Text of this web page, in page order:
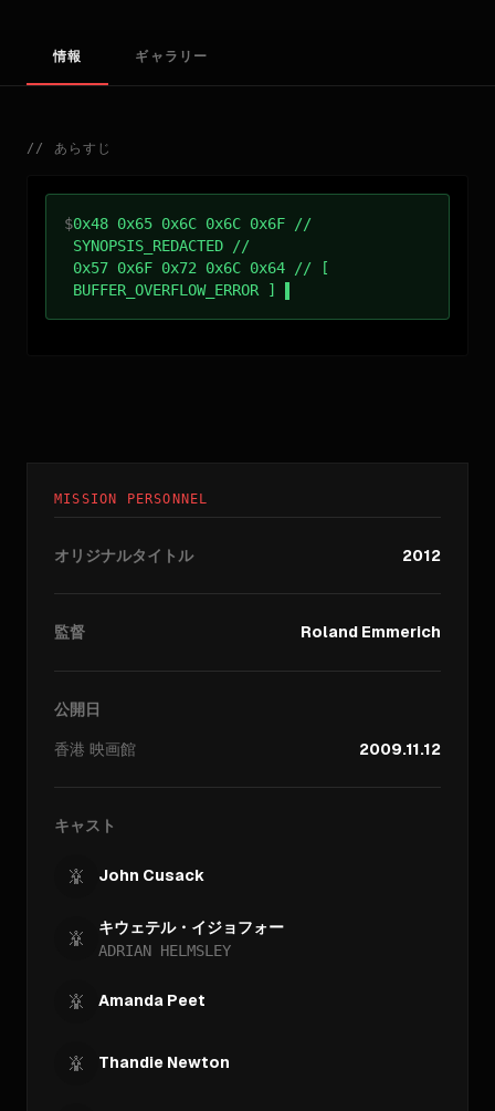
情報 ギャラリー
// あらすじ
$0x48 0x65 0x6C 0x6C 0x6F //
SYNOPSIS_REDACTED //
0x57 0x6F 0x72 0x6C 0x64 // [
BUFFER_OVERFLOW_ERROR ]
MISSION PERSONNEL
オリジナルタイトル 2012
監督 Roland Emmerich
公開日
香港 映画館 2009.11.12
キャスト
John Cusack
キウェテル・イジョフォー
ADRIAN HELMSLEY
Amanda Peet
Thandie Newton